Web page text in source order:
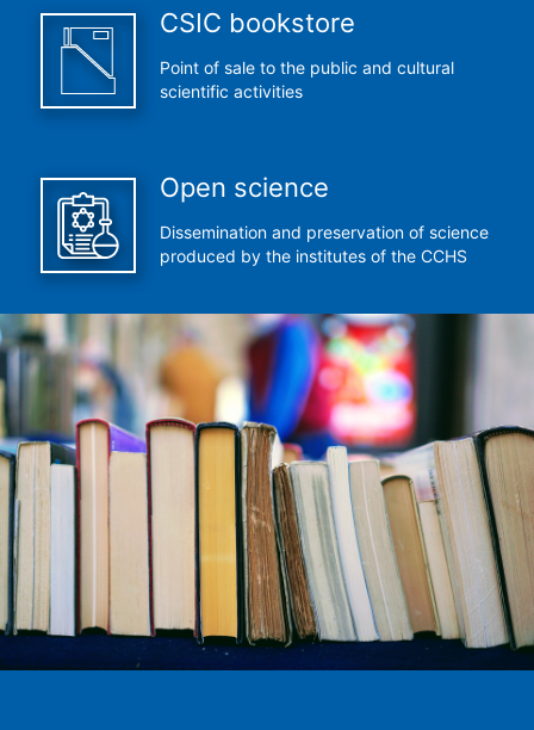
CSIC bookstore
Point of sale to the public and cultural
scientific activities
Open science
Dissemination and preservation of science
produced by the institutes of the CCHS